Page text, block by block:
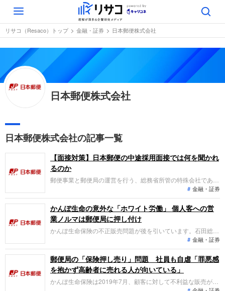
Toggle
navigation
リサコ（Resaco）トップ 金融・証券 日本郵便株式会社
日本郵便株式会社
日本郵便株式会社の記事一覧
【面接対策】日本郵便の中途採用面接では何を聞かれ
るのか
郵便事業と郵便局の運営を行う、総務省所管の特殊会社である
「日本郵便」への転職。採用面接は新卒の場合と違い、これま
での仕事への取り組み方や成果を具体的に問われるほか、「人
となり」も評価されます。即戦力として、一緒に仕事をする仲
間として多角的に評価されるので、事前にしっかり対策して転
職を成功させましょう。
金融・証券
かんぽ生命の意外な「ホワイト労働」 個人客への営
業ノルマは郵便局に押し付け
かんぽ生命保険の不正販売問題が後を引いています。石田総務
大臣は8月15日の閣議後会見で「報告を踏まえて厳正に対処す
る」と述べました。しかし社員は、お役所的な風土のなかで意
外とのんびり働いています。なぜなら面倒な個人客への営業
は、日本郵便に委託しているからです。
金融・証券
郵便局の「保険押し売り」問題 社員も自虐「罪悪感
を抱かず高齢者に売れる人が向いている」
かんぽ生命保険は2019年7月、顧客に対して不利益な販売があ